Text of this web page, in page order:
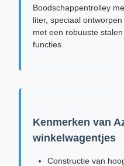
Boodschappentrolley
liter, speciaal
met een robuuste
functies.
Kenmerken van
winkelwagentjes
Constructie van